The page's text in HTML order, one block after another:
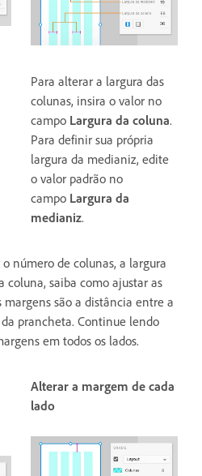
Para alterar a largura das
colunas, insira o valor no
campo Largura da coluna.
Para definir sua própria
largura da medianiz, edite
o valor padrão no
campo Largura da
medianiz.
número de colunas, a largura
coluna, saiba como ajustar as
são a distância entre a
prancheta. Continue lendo
em todos os lados.
Alterar a margem de cada
lado